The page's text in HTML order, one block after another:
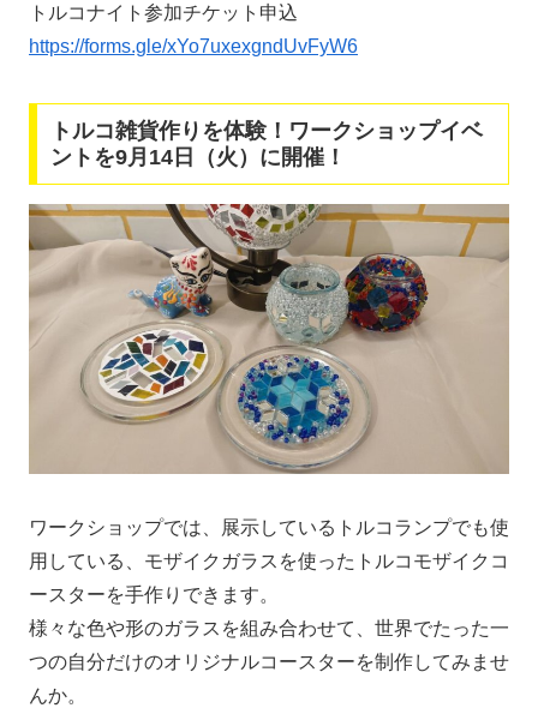
トルコナイト参加チケット申込
https://forms.gle/xYo7uxexgndUvFyW6
トルコ雑貨作りを体験！ワークショップイベ
ントを9月14日（火）に開催！
ワークショップでは、展示しているトルコランプでも使
用している、モザイクガラスを使ったトルコモザイクコ
ースターを手作りできます。
様々な色や形のガラスを組み合わせて、世界でたった一
つの自分だけのオリジナルコースターを制作してみませ
んか。